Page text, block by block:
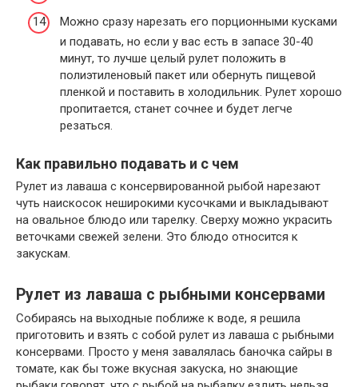
Можно сразу нарезать его порционными кусками
и подавать, но если у вас есть в запасе 30-40
минут, то лучше целый рулет положить в
полиэтиленовый пакет или обернуть пищевой
пленкой и поставить в холодильник. Рулет хорошо
пропитается, станет сочнее и будет легче
резаться.
Как правильно подавать и с чем
Рулет из лаваша с консервированной рыбой нарезают
чуть наискосок неширокими кусочками и выкладывают
на овальное блюдо или тарелку. Сверху можно украсить
веточками свежей зелени. Это блюдо относится к
закускам.
Рулет из лаваша с рыбными консервами
Собираясь на выходные поближе к воде, я решила
приготовить и взять с собой рулет из лаваша с рыбными
консервами. Просто у меня завалялась баночка сайры в
томате, как бы тоже вкусная закуска, но знающие